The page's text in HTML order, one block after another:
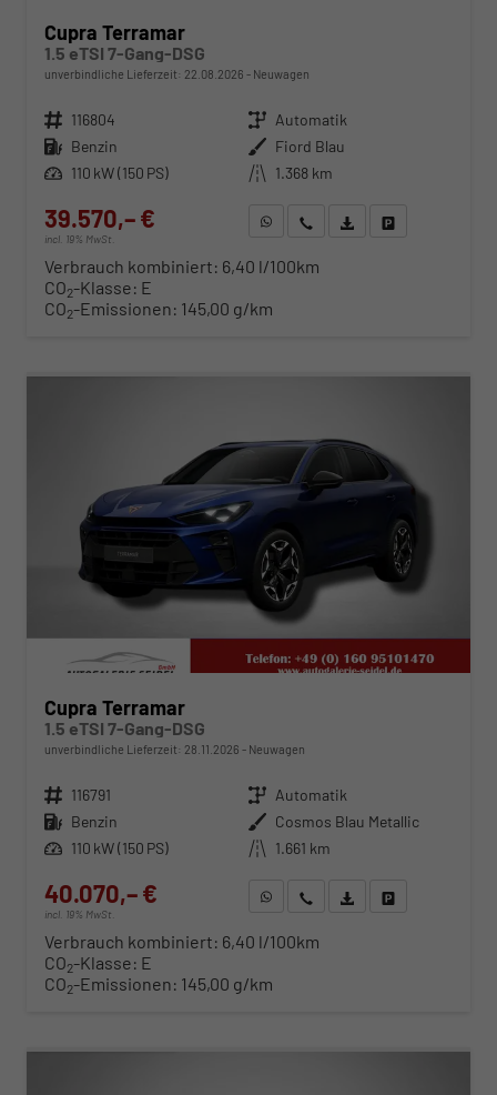
Cupra Terramar
1.5 eTSI 7-Gang-DSG
unverbindliche Lieferzeit: 22.08.2026 Neuwagen
Fahrzeugnr. 116804 Getriebe Automatik
Kraftstoff Benzin Außenfarbe Fiord Blau
Leistung 110 kW (150 PS) Kilometerstand 1.368 km
39.570,– €
incl. 19% MwSt.
WhatsApp anfragen
Wir rufen Sie anFahrzeugexposé (PDF)
Verbrauch kombiniert: 6,40 l/100km
CO2-Klasse: E
CO2-Emissionen: 145,00 g/km
Cupra Terramar
1.5 eTSI 7-Gang-DSG
unverbindliche Lieferzeit: 28.11.2026 Neuwagen
Fahrzeugnr. 116791 Getriebe Automatik
Kraftstoff Benzin Außenfarbe Cosmos Blau Metallic
Leistung 110 kW (150 PS) Kilometerstand 1.661 km
40.070,– €
incl. 19% MwSt.
WhatsApp anfragen
Wir rufen Sie anFahrzeugexposé (PDF)
Verbrauch kombiniert: 6,40 l/100km
CO2-Klasse: E
CO2-Emissionen: 145,00 g/km